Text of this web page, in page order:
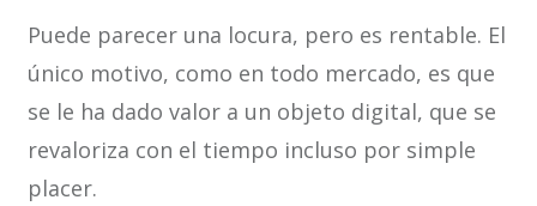
Puede parecer una locura, pero es rentable. El
único motivo, como en todo mercado, es que
se le ha dado valor a un objeto digital, que se
revaloriza con el tiempo incluso por simple
placer.